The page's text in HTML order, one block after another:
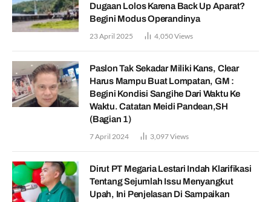
Dugaan Lolos Karena Back Up Aparat?
Begini Modus Operandinya
23 April 2025 4,050Views
Paslon Tak Sekadar Miliki Kans, Clear
Harus Mampu Buat Lompatan, GM :
Begini Kondisi Sangihe Dari Waktu Ke
Waktu. Catatan Meidi Pandean,SH
(Bagian 1)
7 April 2024 3,097Views
Dirut PT Megaria Lestari Indah Klarifikasi
Tentang Sejumlah Issu Menyangkut
Upah, Ini Penjelasan Di Sampaikan